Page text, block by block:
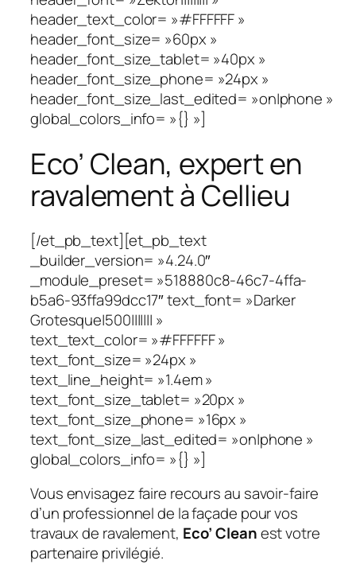
header_text_color= »#FFFFFF »
header_font_size= »60px »
header_font_size_tablet= »40px »
header_font_size_phone= »24px »
header_font_size_last_edited= »on|phone »
global_colors_info= »{} »]
Eco’ Clean, expert en
ravalement à Cellieu
[/et_pb_text][et_pb_text
_builder_version= »4.24.0″
_module_preset= »518880c8-46c7-4ffa-
b5a6-93ffa99dcc17″ text_font= »Darker
Grotesque|500||||||| »
text_text_color= »#FFFFFF »
text_font_size= »24px »
text_line_height= »1.4em »
text_font_size_tablet= »20px »
text_font_size_phone= »16px »
text_font_size_last_edited= »on|phone »
global_colors_info= »{} »]
Vous envisagez faire recours au savoir-faire
d’un professionnel de la façade pour vos
travaux de ravalement, Eco’ Cleanest votre
partenaire privilégié.